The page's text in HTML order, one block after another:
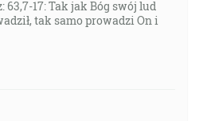
63,7-17: Tak jak Bóg swój lud
tak samo prowadzi On i